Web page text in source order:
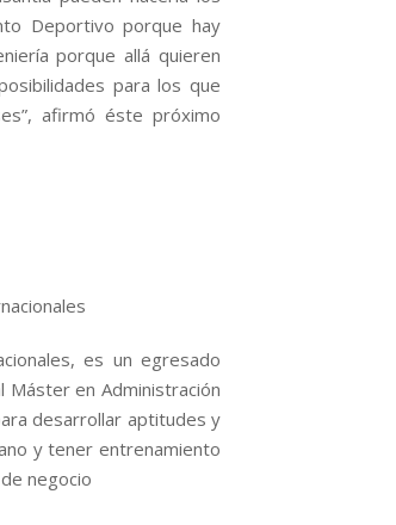
Deportivo porque hay
porque allá quieren
para los que
afirmó éste próximo
es un egresado
Máster en Administración
desarrollar aptitudes y
y tener entrenamiento
negocio